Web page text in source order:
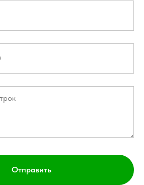
Отправить